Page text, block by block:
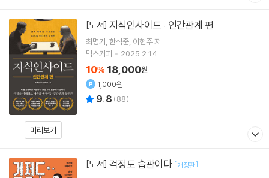
미리보기
[도서] 지식인사이드 : 인간관계 편
최명기 한석준 이헌주저
믹스커피
2025.2.14.
10% 18,000원
1,000원
9.8 (88)
[도서] 걱정도 습관이다 [개정판]